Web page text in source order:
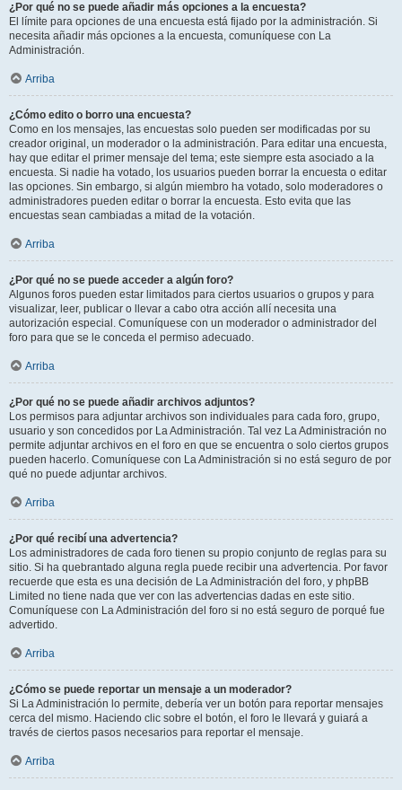
¿Por qué no se puede añadir más opciones a la encuesta?
El límite para opciones de una encuesta está fijado por la administración. Si
necesita añadir más opciones a la encuesta, comuníquese con La
Administración.
Arriba
¿Cómo edito o borro una encuesta?
Como en los mensajes, las encuestas solo pueden ser modificadas por su
creador original, un moderador o la administración. Para editar una encuesta,
hay que editar el primer mensaje del tema; este siempre esta asociado a la
encuesta. Si nadie ha votado, los usuarios pueden borrar la encuesta o editar
las opciones. Sin embargo, si algún miembro ha votado, solo moderadores o
administradores pueden editar o borrar la encuesta. Esto evita que las
encuestas sean cambiadas a mitad de la votación.
Arriba
¿Por qué no se puede acceder a algún foro?
Algunos foros pueden estar limitados para ciertos usuarios o grupos y para
visualizar, leer, publicar o llevar a cabo otra acción allí necesita una
autorización especial. Comuníquese con un moderador o administrador del
foro para que se le conceda el permiso adecuado.
Arriba
¿Por qué no se puede añadir archivos adjuntos?
Los permisos para adjuntar archivos son individuales para cada foro, grupo,
usuario y son concedidos por La Administración. Tal vez La Administración no
permite adjuntar archivos en el foro en que se encuentra o solo ciertos grupos
pueden hacerlo. Comuníquese con La Administración si no está seguro de por
qué no puede adjuntar archivos.
Arriba
¿Por qué recibí una advertencia?
Los administradores de cada foro tienen su propio conjunto de reglas para su
sitio. Si ha quebrantado alguna regla puede recibir una advertencia. Por favor
recuerde que esta es una decisión de La Administración del foro, y phpBB
Limited no tiene nada que ver con las advertencias dadas en este sitio.
Comuníquese con La Administración del foro si no está seguro de porqué fue
advertido.
Arriba
¿Cómo se puede reportar un mensaje a un moderador?
Si La Administración lo permite, debería ver un botón para reportar mensajes
cerca del mismo. Haciendo clic sobre el botón, el foro le llevará y guiará a
través de ciertos pasos necesarios para reportar el mensaje.
Arriba